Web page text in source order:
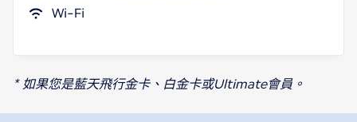
Wi-Fi
* 如果您是藍天飛行金卡、白金卡或Ultimate會員。